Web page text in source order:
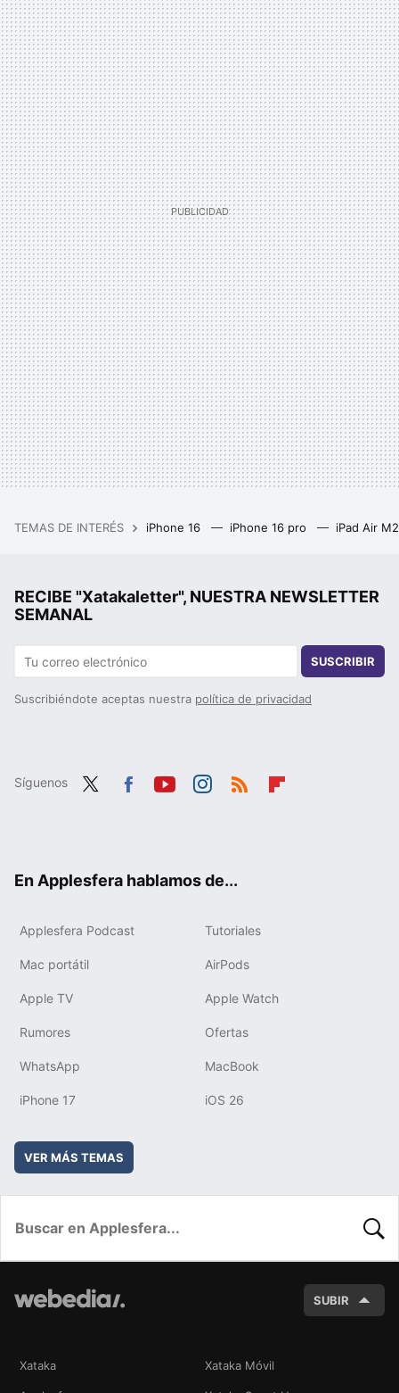
TEMAS DE INTERÉS iPhone 16 iPhone 16 pro iPad Air
RECIBE "Xatakaletter", NUESTRA NEWSLETTER
SEMANAL
SUSCRIBIR
Suscribiéndote aceptas nuestra política de privacidad
Síguenos
En Applesfera hablamos de...
Applesfera Podcast Tutoriales
Mac portátil AirPods
Apple TV Apple Watch
Rumores Ofertas
WhatsApp MacBook
iPhone 17 iOS 26
VER MÁS TEMAS
SUBIR
Xataka Xataka Móvil